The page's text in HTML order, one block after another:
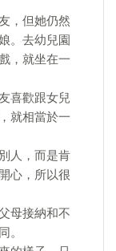
，但她仍然
。去幼兒園
，就坐在一
喜歡跟女兒
就相當於一
人，而是肯
心，所以很
母接納和不
。